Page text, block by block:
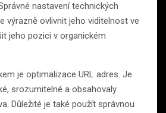
nastavení technických
výrazně ovlivnit jeho viditelnost ve
jeho pozici v organickém
je optimalizace URL adres. Je
srozumitelné a obsahovaly
Důležité je také použít správnou